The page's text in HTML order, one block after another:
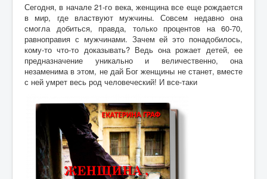
Сегодня, в начале 21-го века, женщина все еще рождается
в мир, где властвуют мужчины. Совсем недавно она
смогла добиться, правда, только процентов на 60-70,
равноправия с мужчинами. Зачем ей это понадобилось,
кому-то что-то доказывать? Ведь она рожает детей, ее
предназначение уникально и величественно, она
незаменима в этом, не дай Бог женщины не станет, вместе
с ней умрет весь род человеческий! И все-таки